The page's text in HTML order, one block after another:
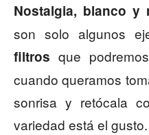
Nostalgia, blanco y
son solo algunos
filtros que
cuando queramos
sonrisa y retócala
variedad está el gusto.